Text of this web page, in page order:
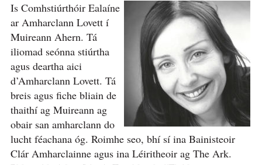
Is Comhstiúrthóir Ealaíne
ar Amharclann Lovett í
Muireann Ahern. Tá
iliomad seónna stiúrtha
agus deartha aici
d’Amharclann Lovett. Tá
breis agus fiche bliain de
thaithí ag Muireann ag
obair san amharclann do
lucht féachana óg. Roimhe seo, bhí sí ina Bainisteoir
Clár Amharclainne agus ina Léiritheoir ag The Ark.